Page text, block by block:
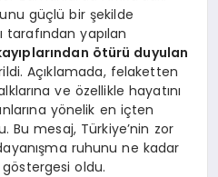
güçlü bir şekilde
tarafından yapılan
ötürü duyulan
Açıklamada, felaketten
ve özellikle hayatını
yönelik en içten
Bu mesaj, Türkiye’nin zor
ruhunu ne kadar
oldu.